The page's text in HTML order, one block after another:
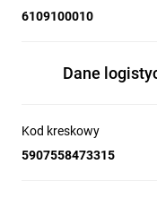
6109100010
Dane
Kod kreskowy
5907558473315